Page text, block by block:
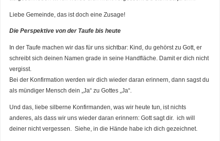
Liebe Gemeinde, das ist doch eine Zusage!
Die Perspektive von der Taufe bis heute
In der Taufe machen wir das für uns sichtbar: Kind, du gehörst zu Gott, er
schreibt sich deinen Namen grade in seine Handfläche. Damit er dich nicht
vergisst.
Bei der Konfirmation werden wir dich wieder daran erinnern, dann sagst du
als mündiger Mensch dein „Ja“ zu Gottes „Ja“.
Und das, liebe silberne Konfirmanden, was wir heute tun, ist nichts
anderes, als dass wir uns wieder daran erinnern: Gott sagt dir. ich will
deiner nicht vergessen. Siehe, in die Hände habe ich dich gezeichnet.